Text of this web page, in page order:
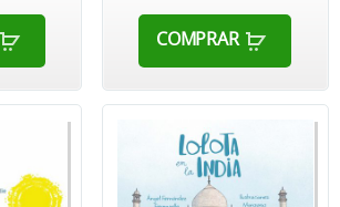
COMPRAR